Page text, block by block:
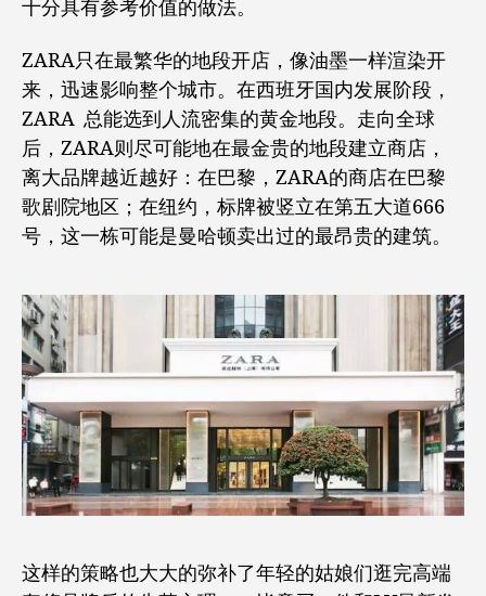
十分具有参考价值的做法。
ZARA只在最繁华的地段开店，像油墨一样渲染开
来，迅速影响整个城市。在西班牙国内发展阶段，
ZARA 总能选到人流密集的黄金地段。走向全球
后，ZARA则尽可能地在最金贵的地段建立商店，
离大品牌越近越好：在巴黎，ZARA的商店在巴黎
歌剧院地区；在纽约，标牌被竖立在第五大道666
号，这一栋可能是曼哈顿卖出过的最昂贵的建筑。
这样的策略也大大的弥补了年轻的姑娘们逛完高端